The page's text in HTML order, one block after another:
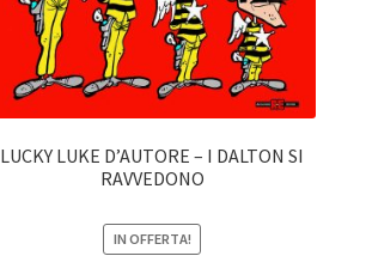
LUCKY LUKE D’AUTORE – I DALTON SI
RAVVEDONO
IN OFFERTA!